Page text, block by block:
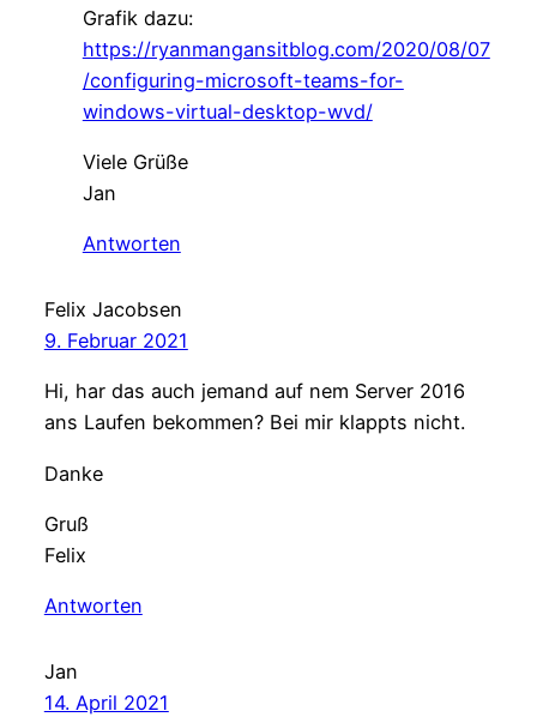
Grafik dazu:
https://ryanmangansitblog.com/2020/08/07
/configuring-microsoft-teams-for-
windows-virtual-desktop-wvd/
Viele Grüße
Jan
Antworten
Felix Jacobsen
9. Februar 2021
Hi, har das auch jemand auf nem Server 2016
ans Laufen bekommen? Bei mir klappts nicht.
Danke
Gruß
Felix
Antworten
Jan
14. April 2021